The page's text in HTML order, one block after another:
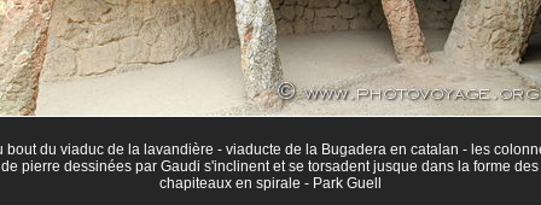
bout du viaduc de la lavandière - viaducte de la Bugadera en catalan - les
de pierre dessinées par Gaudi s'inclinent et se torsadent jusque dans la forme des
chapiteaux en spirale - Park Guell